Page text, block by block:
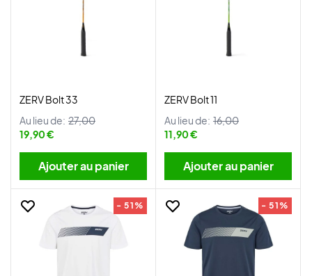
ZERV Bolt 33
Au lieu de: 27,00
19,90 €
Ajouter au panier
ZERV Bolt 11
Au lieu de: 16,00
11,90 €
Ajouter au panier
- 51% - 51%